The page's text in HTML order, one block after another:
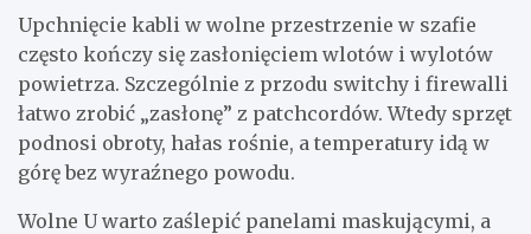
Upchnięcie kabli w wolne przestrzenie w szafie
często kończy się zasłonięciem wlotów i wylotów
powietrza. Szczególnie z przodu switchy i firewalli
łatwo zrobić „zasłonę” z patchcordów. Wtedy sprzęt
podnosi obroty, hałas rośnie, a temperatury idą w
górę bez wyraźnego powodu.
Wolne U warto zaślepić panelami maskującymi, a